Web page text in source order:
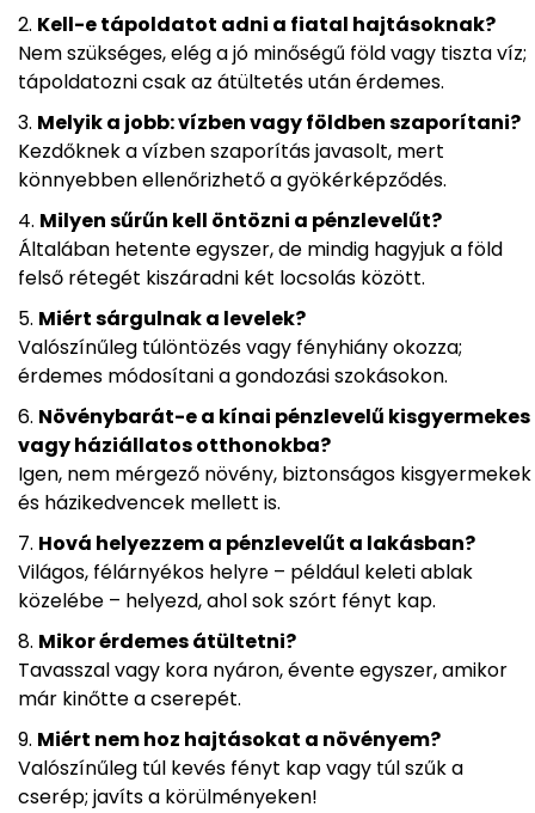
Kell-e tápoldatot adni a fiatal hajtásoknak?
Nem szükséges, elég a jó minőségű föld vagy tiszta víz;
tápoldatozni csak az átültetés után érdemes.
Melyik a jobb: vízben vagy földben szaporítani?
Kezdőknek a vízben szaporítás javasolt, mert
könnyebben ellenőrizhető a gyökérképződés.
Milyen sűrűn kell öntözni a pénzlevelűt?
Általában hetente egyszer, de mindig hagyjuk a föld
felső rétegét kiszáradni két locsolás között.
Miért sárgulnak a levelek?
Valószínűleg túlöntözés vagy fényhiány okozza;
érdemes módosítani a gondozási szokásokon.
Növénybarát-e a kínai pénzlevelű kisgyermekes
vagy háziállatos otthonokba?
Igen, nem mérgező növény, biztonságos kisgyermekek
és házikedvencek mellett is.
Hová helyezzem a pénzlevelűt a lakásban?
Világos, félárnyékos helyre – például keleti ablak
közelébe – helyezd, ahol sok szórt fényt kap.
Mikor érdemes átültetni?
Tavasszal vagy kora nyáron, évente egyszer, amikor
már kinőtte a cserepét.
Miért nem hoz hajtásokat a növényem?
Valószínűleg túl kevés fényt kap vagy túl szűk a
cserép; javíts a körülményeken!